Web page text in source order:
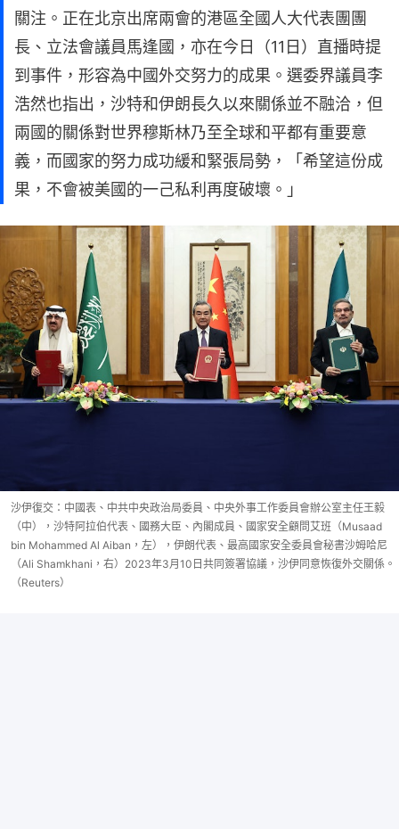
關注。正在北京出席兩會的港區全國人大代表團團
長、立法會議員馬逢國，亦在今日（11日）直播時提
到事件，形容為中國外交努力的成果。選委界議員李
浩然也指出，沙特和伊朗長久以來關係並不融洽，但
兩國的關係對世界穆斯林乃至全球和平都有重要意
義，而國家的努力成功緩和緊張局勢，「希望這份成
果，不會被美國的一己私利再度破壞。」
沙伊復交：中國表、中共中央政治局委員、中央外事工作委員會辦公室主任王毅
（中），沙特阿拉伯代表、國務大臣、內閣成員、國家安全顧問艾班（Musaad
bin Mohammed Al Aiban，左），伊朗代表、最高國家安全委員會秘書沙姆哈尼
（Ali Shamkhani，右）2023年3月10日共同簽署協議，沙伊同意恢復外交關係。
（Reuters）